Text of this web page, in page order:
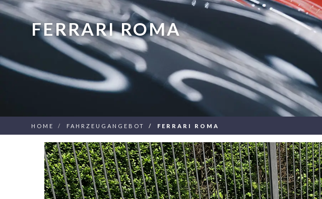
FERRARI ROMA
HOME FAHRZEUGANGEBOT FERRARI ROMA